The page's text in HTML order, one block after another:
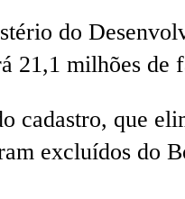
do
21,1 milhões de
cadastro, que
excluídos do